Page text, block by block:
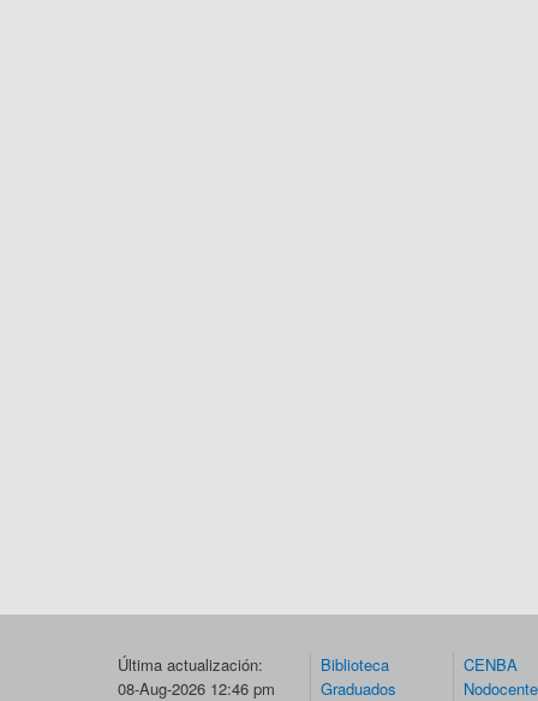
Última actualización:
08-Aug-2026 12:46 pm
Biblioteca
Graduados
CENBA